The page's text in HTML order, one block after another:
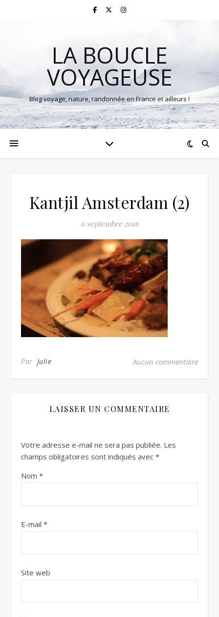
LA BOUCLE
VOYAGEUSE
Blog voyage, nature, randonnée en France et ailleurs !
Kantjil Amsterdam (2)
6 septembre 2016
Par Julie Aucun commentaire
LAISSER UN COMMENTAIRE
Votre adresse e-mail ne sera pas publiée. Les
champs obligatoires sont indiqués avec *
Nom *
E-mail *
Site web